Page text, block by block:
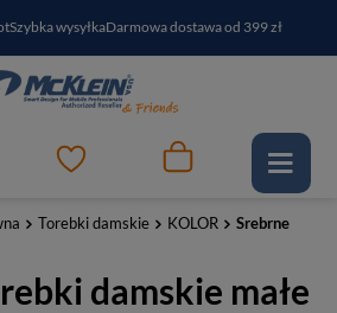
Szybka wysyłkaDarmowa dostawa od 399 zł
dniZapisz się do newslettera i odbierz RABAT
Torebki damskie KOLOR Srebrne
damskie małe